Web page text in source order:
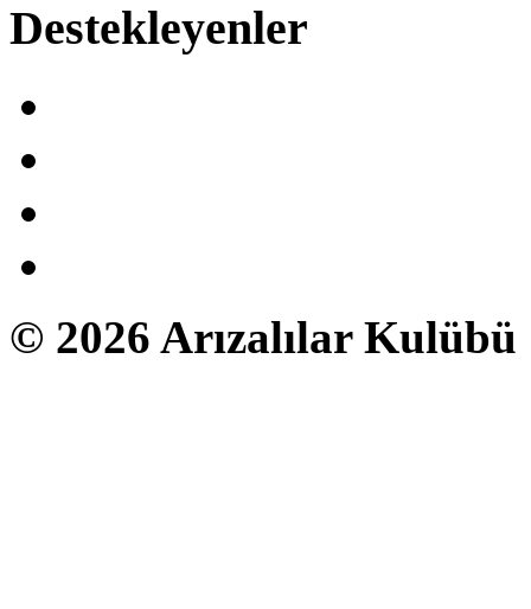
Destekleyenler
© 2026 Arızalılar Kulübü